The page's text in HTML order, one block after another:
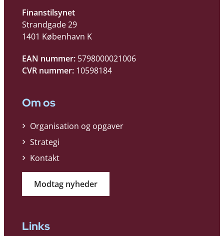
Finanstilsynet
Strandgade 29
1401 København K
EAN nummer: 5798000021006
CVR nummer: 10598184
Om os
Organisation og opgaver
Strategi
Kontakt
Modtag nyheder
Links